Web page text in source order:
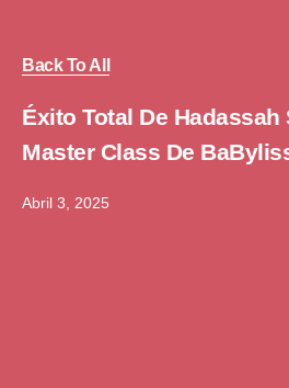
Back To All
Éxito Total De Hadassah
Master Class De
Abril 3, 2025